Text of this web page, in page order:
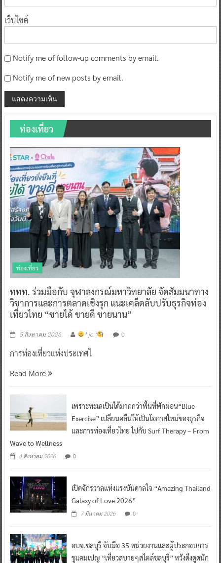
เว็บไซต์
Notify me of follow-up comments by email.
Notify me of new posts by email.
ท่องเที่ยว
ท่องเที่ยว
ททท. ร่วมมือกับ จุฬาลงกรณ์มหาวิทยาลัย จัดสัมมนาทาง
วิชาการและการตลาดเชิงรุก แนะเคล็ดลับปรับธุรกิจท่อง
เที่ยวไทย “ขายได้ ขายดี ขายนาน”
5 สิงหาคม 2026 ^ jo ^ 0
การท่องเที่ยวแห่งประเทศไ
Read More
เพราะทะเลเป็นได้มากกว่าพื้นที่พักผ่อน“Blue
Exercise” เปลี่ยนคลื่นให้เป็นโอกาสใหม่ของธุรกิจ
และการท่องเที่ยวไทย ไปกับ Surf Therapy – From
Wave to Wellness
4 สิงหาคม 2026 0
เปิดจักรวาลแห่งแรงบันดาลใจ “Amazing Thailand
Galaxy of Love 2026”
7 มีนาคม 2026 0
อบจ.ชลบุรี จับมือ 35 หน่วยงานและผู้ประกอบการ
ชูแคมเปญ “เที่ยวสบายๆสไตล์ชลบุรี” หวังดึงดูดนัก